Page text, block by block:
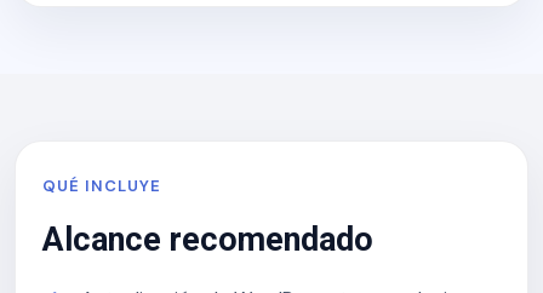
QUÉ INCLUYE
Alcance recomendado